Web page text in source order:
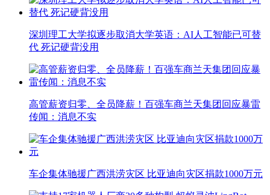
深圳理工大学拟逐步取消大学英语：AI人工智能已可替
代 死记硬背没用
高管薪资归零、全员降薪！百强车商兰天集团回应暴雷
传闻：消息不实
车企集体驰援广西洪涝灾区 比亚迪向灾区捐款1000万元